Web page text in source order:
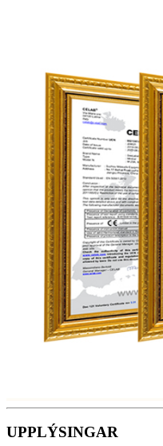
UPPLÝSINGAR